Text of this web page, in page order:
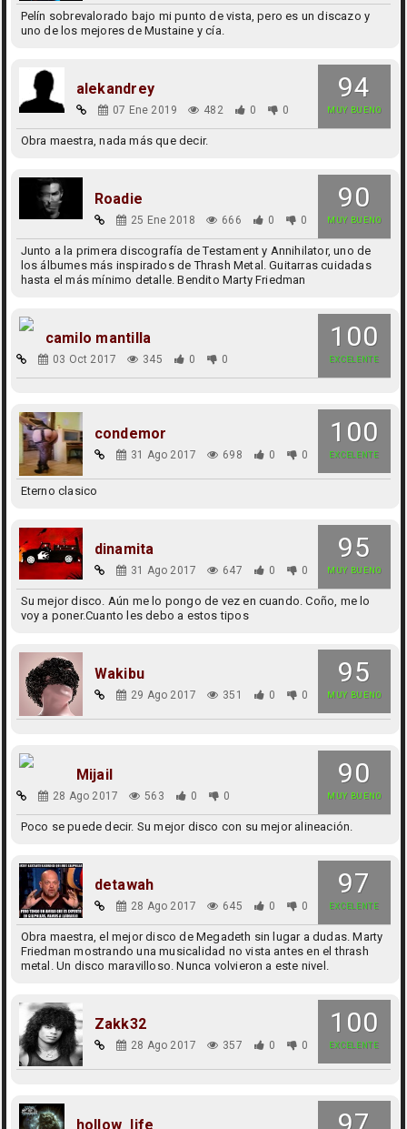
Pelín sobrevalorado bajo mi punto de vista, pero es un discazo y
uno de los mejores de Mustaine y cía.
94
MUY BUENO
alekandrey
07 Ene 2019 482 0 0
Obra maestra, nada más que decir.
90
MUY BUENO
Roadie
25 Ene 2018 666 0 0
Junto a la primera discografía de Testament y Annihilator, uno de
los álbumes más inspirados de Thrash Metal. Guitarras cuidadas
hasta el más mínimo detalle. Bendito Marty Friedman
100
EXCELENTE
camilo mantilla
03 Oct 2017 345 0 0
100
EXCELENTE
condemor
31 Ago 2017 698 0 0
Eterno clasico
95
MUY BUENO
dinamita
31 Ago 2017 647 0 0
Su mejor disco. Aún me lo pongo de vez en cuando. Coño, me lo
voy a poner.Cuanto les debo a estos tipos
95
MUY BUENO
Wakibu
29 Ago 2017 351 0 0
90
MUY BUENO
Mijail
28 Ago 2017 563 0 0
Poco se puede decir. Su mejor disco con su mejor alineación.
97
EXCELENTE
detawah
28 Ago 2017 645 0 0
Obra maestra, el mejor disco de Megadeth sin lugar a dudas. Marty
Friedman mostrando una musicalidad no vista antes en el thrash
metal. Un disco maravilloso. Nunca volvieron a este nivel.
100
EXCELENTE
Zakk32
28 Ago 2017 357 0 0
hollow_life